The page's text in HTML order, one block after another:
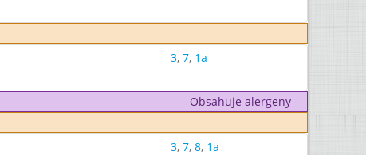
3, 7, 1a
Obsahuje alergeny
3, 7, 8, 1a